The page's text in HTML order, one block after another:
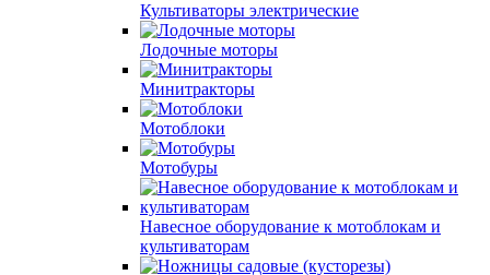
Культиваторы электрические
Лодочные моторы
Минитракторы
Мотоблоки
Мотобуры
Навесное оборудование к мотоблокам и
культиваторам